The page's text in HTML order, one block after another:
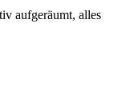
aufgeräumt, alles